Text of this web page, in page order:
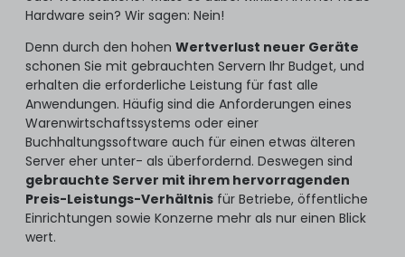
FUJITSU PRIMERGY RX2540 M5 (8xSFF/SR) Base Rack
Server mit 2x Xeon Gold 6226 12-Core 2.70 GHz, 32 GB
DDR4 RAM
21Stück sofort lieferbar
1-2 Tage*
1.009,99 € *
FC SAN Storage System - S1H42AR
Stück sofort lieferbar
1-2 Tage*
8.499,99 € *
FUJITSU PRIMERGY RX2540 M6 (8xSFF) Entry SATA Rack
Server mit Intel Xeon Silver 4309Y 8-Core 2.80 GHz, 32
Hardware sein? Wir sagen: Nein!
Denn durch den hohen Wertverlust neuer Geräte
schonen Sie mit gebrauchten Servern Ihr Budget, und
erhalten die erforderliche Leistung für fast alle
Anwendungen. Häufig sind die Anforderungen eines
Warenwirtschaftssystems oder einer
Buchhaltungssoftware auch für einen etwas älteren
Server eher unter- als überfordernd. Deswegen sind
gebrauchte Server mit ihrem hervorragenden
Preis-Leistungs-Verhältnis für Betriebe, öffentliche
Einrichtungen sowie Konzerne mehr als nur einen Blick
wert.